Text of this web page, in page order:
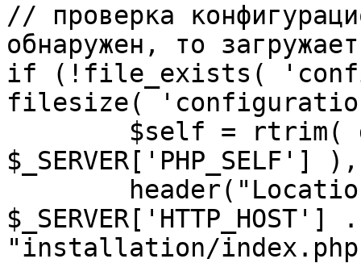
// проверка
обнаружен, то
if (!file_exists(
filesize(
"installation/